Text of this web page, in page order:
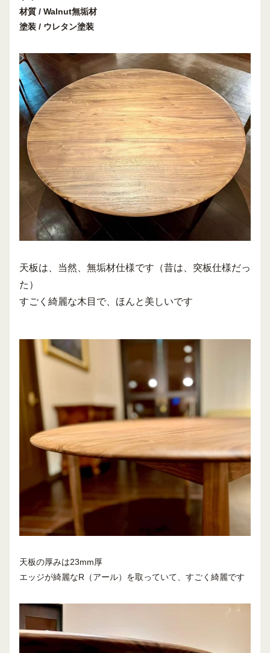
材質 / Walnut無垢材
塗装 / ウレタン塗装
天板は、当然、無垢材仕様です（昔は、突板仕様だっ
た）
すごく綺麗な木目で、ほんと美しいです
天板の厚みは23mm厚
エッジが綺麗なR（アール）を取っていて、すごく綺麗です